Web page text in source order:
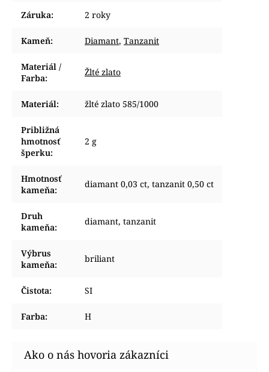
Záruka: 2 roky
Kameň: Diamant, Tanzanit
Materiál /
Farba:
Žlté zlato
Materiál: žlté zlato 585/1000
Približná
hmotnosť
šperku:
2 g
Hmotnosť
kameňa:
diamant 0,03 ct, tanzanit 0,50 ct
Druh
kameňa:
diamant, tanzanit
Výbrus
kameňa:
briliant
Čistota: SI
Farba: H